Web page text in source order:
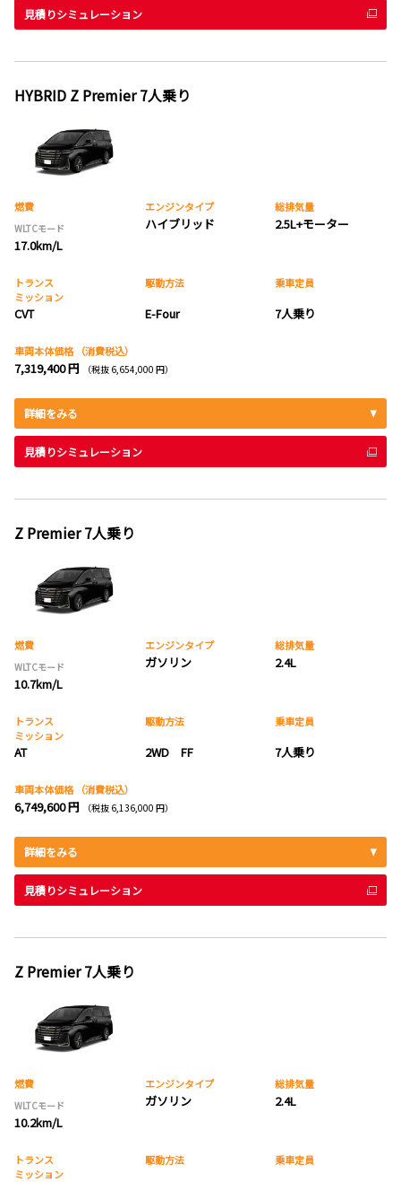
見積りシミュレーション
HYBRID Z Premier 7人乗り
燃費
WLTCモード
17.0km/L
エンジンタイプ
ハイブリッド
総排気量
2.5L+モーター
トランス
ミッション
CVT
駆動方法
E-Four
乗車定員
7人乗り
車両本体価格 （消費税込）
7,319,400 円 （税抜 6,654,000 円）
詳細をみる
見積りシミュレーション
Z Premier 7人乗り
燃費
WLTCモード
10.7km/L
エンジンタイプ
ガソリン
総排気量
2.4L
トランス
ミッション
AT
駆動方法
2WD FF
乗車定員
7人乗り
車両本体価格 （消費税込）
6,749,600 円 （税抜 6,136,000 円）
詳細をみる
見積りシミュレーション
Z Premier 7人乗り
燃費
WLTCモード
10.2km/L
エンジンタイプ
ガソリン
総排気量
2.4L
トランス
ミッション
駆動方法 乗車定員